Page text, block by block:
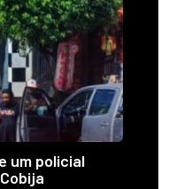
um policial